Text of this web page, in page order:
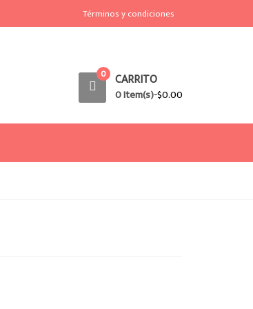
Términos y condiciones
0 CARRITO
0 Item(s)-$0.00